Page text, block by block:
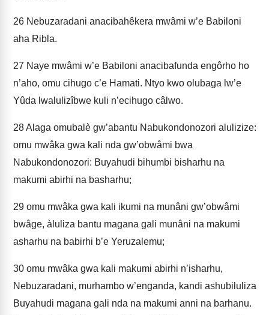
26 Nebuzaradani anacibahêkera mwâmi w’e Babiloni
aha Ribla.
27 Naye mwâmi w’e Babiloni anacibafunda engôrho ho
n’aho, omu cihugo c’e Hamati. Ntyo kwo olubaga lw’e
Yûda lwalulizîbwe kuli n’ecihugo câlwo.
28Alaga omubalè gw’abantu Nabukondonozori alulizize:
omu mwâka gwa kali nda gw’obwâmi bwa
Nabukondonozori: Buyahudi bihumbi bisharhu na
makumi abirhi na basharhu;
29 omu mwâka gwa kali ikumi na munâni gw’obwâmi
bwâge, àluliza bantu magana gali munâni na makumi
asharhu na babirhi b’e Yeruzalemu;
30 omu mwâka gwa kali makumi abirhi n’isharhu,
Nebuzaradani, murhambo w’enganda, kandi ashubiluliza
Buyahudi magana gali nda na makumi anni na barhanu.